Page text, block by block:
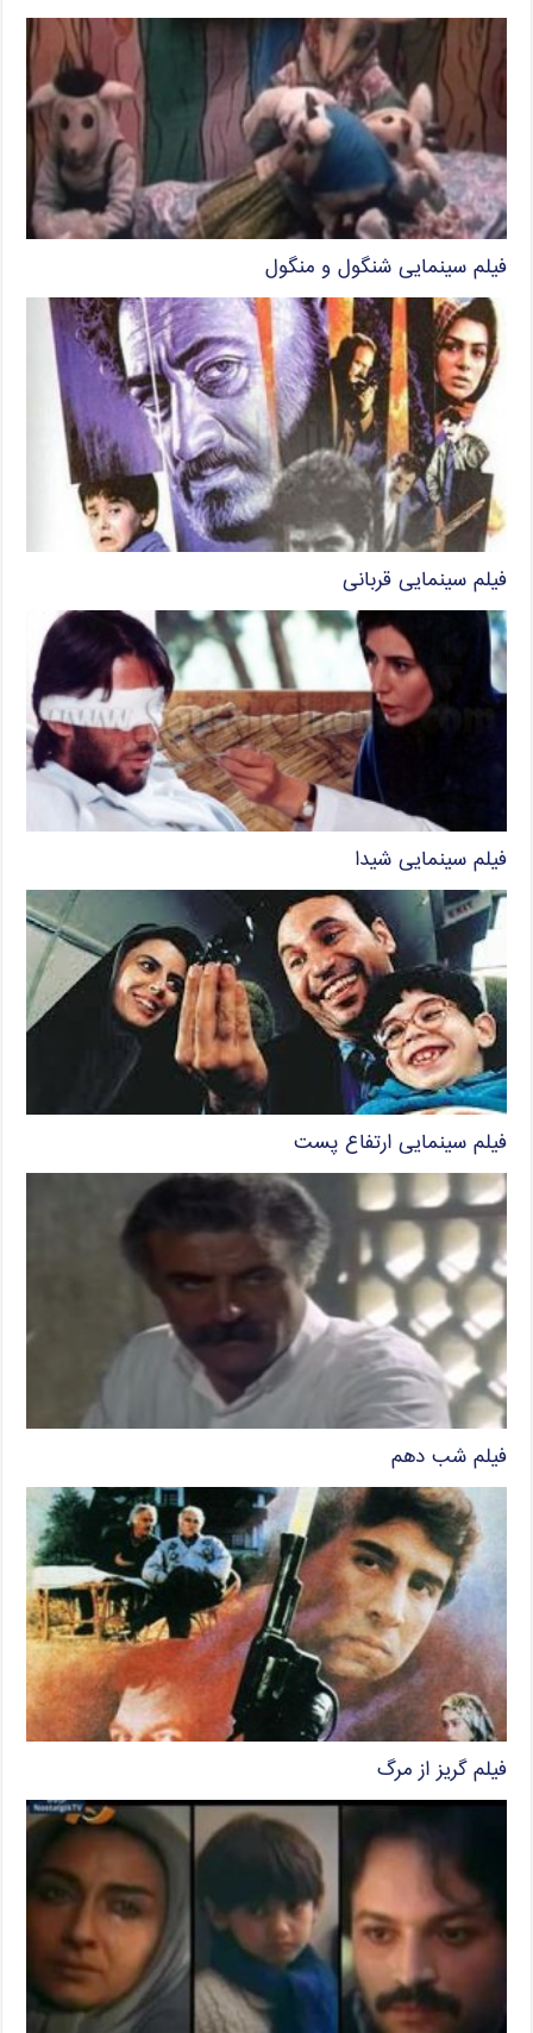
فیلم سینمایی شنگول و منگول
فیلم سینمایی قربانی
فیلم سینمایی شیدا
فیلم سینمایی ارتفاع پست
فیلم شب دهم
فیلم گریز از مرگ